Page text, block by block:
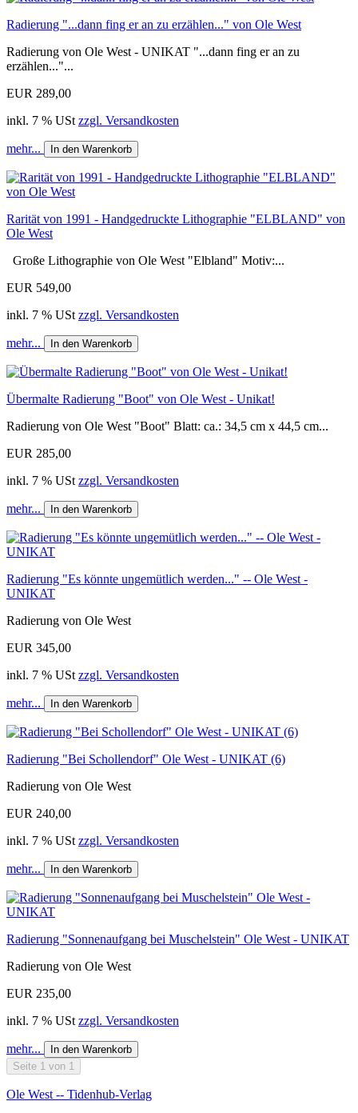
Radierung "...dann fing er an zu erzählen..." von Ole West
Radierung von Ole West - UNIKAT "...dann fing er an zu
erzählen..."...
EUR 289,00
inkl. 7 % USt zzgl. Versandkosten
mehr... In den Warenkorb
Rarität von 1991 - Handgedruckte Lithographie "ELBLAND" von
Ole West
Große Lithographie von Ole West "Elbland" Motiv:...
EUR 549,00
inkl. 7 % USt zzgl. Versandkosten
mehr... In den Warenkorb
Übermalte Radierung "Boot" von Ole West - Unikat!
Radierung von Ole West "Boot" Blatt: ca.: 34,5 cm x 44,5 cm...
EUR 285,00
inkl. 7 % USt zzgl. Versandkosten
mehr... In den Warenkorb
Radierung "Es könnte ungemütlich werden..." -- Ole West -
UNIKAT
Radierung von Ole West
EUR 345,00
inkl. 7 % USt zzgl. Versandkosten
mehr... In den Warenkorb
Radierung "Bei Schollendorf" Ole West - UNIKAT (6)
Radierung von Ole West
EUR 240,00
inkl. 7 % USt zzgl. Versandkosten
mehr... In den Warenkorb
Radierung "Sonnenaufgang bei Muschelstein" Ole West - UNIKAT
Radierung von Ole West
EUR 235,00
inkl. 7 % USt zzgl. Versandkosten
mehr...
In den Warenkorb
Seite 1 von 1
Ole West -- Tidenhub-Verlag